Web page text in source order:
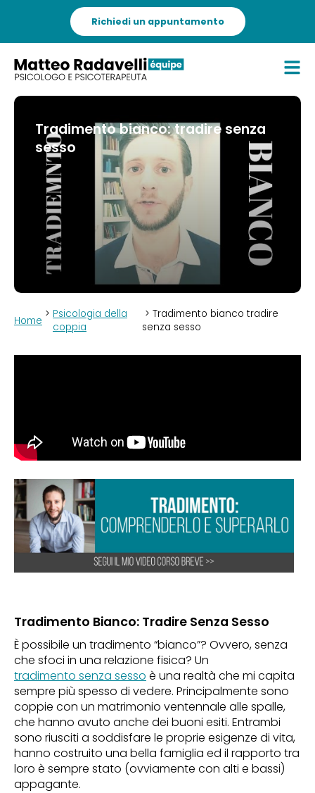
Richiedi un appuntamento
Tradimento bianco: tradire senza
sesso
Home > Psicologia della
coppia
> Tradimento bianco tradire
senza sesso
Tradimento Bianco: Tradire Senza Sesso
È possibile un tradimento “bianco”? Ovvero, senza
che sfoci in una relazione fisica? Un
tradimento senza sesso è una realtà che mi capita
sempre più spesso di vedere. Principalmente sono
coppie con un matrimonio ventennale alle spalle,
che hanno avuto anche dei buoni esiti. Entrambi
sono riusciti a soddisfare le proprie esigenze di vita,
hanno costruito una bella famiglia ed il rapporto tra
loro è sempre stato (ovviamente con alti e bassi)
appagante.